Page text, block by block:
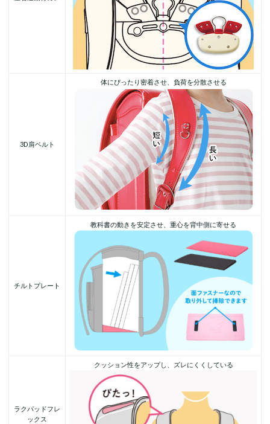
3D肩ベルト
体にぴったり密着させ、負荷を分散させる
チルトプレート
教科書の動きを安定させ、重心を背中側に寄せる
ラクパッドフレ
ックス
クッション性をアップし、ズレにくくしている